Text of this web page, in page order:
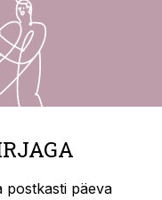
postkasti päeva